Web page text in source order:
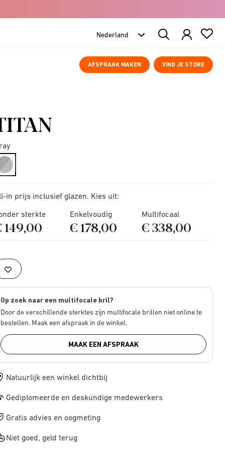
Search
Products
AFSPRAAK MAKEN VIND JE STORE
selected
in prijs inclusief glazen. Kies uit:
sterkte
149,00
Enkelvoudig
€ 178,00
Multifocaal
€ 338,00
Op zoek naar een multifocale bril?
Door de verschillende sterktes zijn multifocale brillen niet online te
bestellen. Maak een afspraak in de winkel.
MAAK EEN AFSPRAAK
Natuurlijk een winkel dichtbij
Gediplomeerde en deskundige medewerkers
Gratis advies en oogmeting
Niet goed, geld terug